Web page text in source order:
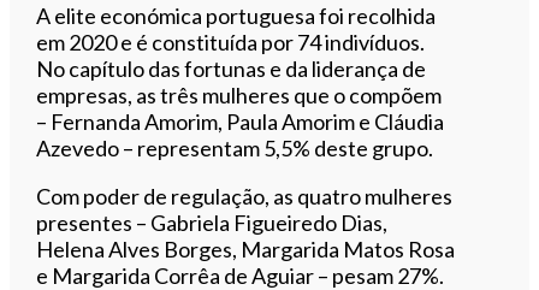
A elite económica portuguesa foi recolhida
em 2020 e é constituída por 74 indivíduos.
No capítulo das fortunas e da liderança de
empresas, as três mulheres que o compõem
– Fernanda Amorim, Paula Amorim e Cláudia
Azevedo – representam 5,5% deste grupo.
Com poder de regulação, as quatro mulheres
presentes – Gabriela Figueiredo Dias,
Helena Alves Borges, Margarida Matos Rosa
e Margarida Corrêa de Aguiar – pesam 27%.